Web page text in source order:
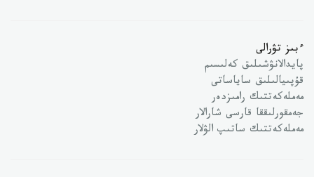
ءبىز تۋرالى
پايدالانۋشىلىق كەلىسىم
قۇپىيالىلىق ساياساتى
مەملەكەتتىك رامىزدەر
جەمقورلىققا قارسى شارالار
مەملەكەتتىك ساتىپ الۋلار